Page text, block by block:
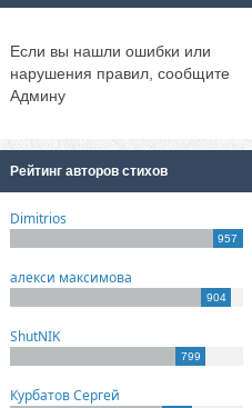
Если вы нашли ошибки или
нарушения правил, сообщите
Админу
Рейтинг авторов стихов
Dimitrios
957
алекси максимова
904
ShutNIK
799
Курбатов Сергей